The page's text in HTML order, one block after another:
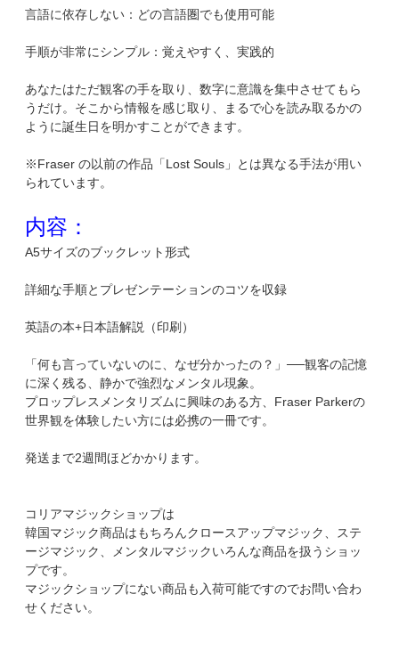
言語に依存しない：どの言語圏でも使用可能
手順が非常にシンプル：覚えやすく、実践的
あなたはただ観客の手を取り、数字に意識を集中させてもら
うだけ。そこから情報を感じ取り、まるで心を読み取るかの
ように誕生日を明かすことができます。
※Fraser の以前の作品「Lost Souls」とは異なる手法が用い
られています。
内容：
A5サイズのブックレット形式
詳細な手順とプレゼンテーションのコツを収録
英語の本+日本語解説（印刷）
「何も言っていないのに、なぜ分かったの？」──観客の記憶
に深く残る、静かで強烈なメンタル現象。
プロップレスメンタリズムに興味のある方、Fraser Parkerの
世界観を体験したい方には必携の一冊です。
発送まで2週間ほどかかります。
コリアマジックショップは
韓国マジック商品はもちろんクロースアップマジック、ステ
ージマジック、メンタルマジックいろんな商品を扱うショッ
プです。
マジックショップにない商品も入荷可能ですのでお問い合わ
せください。